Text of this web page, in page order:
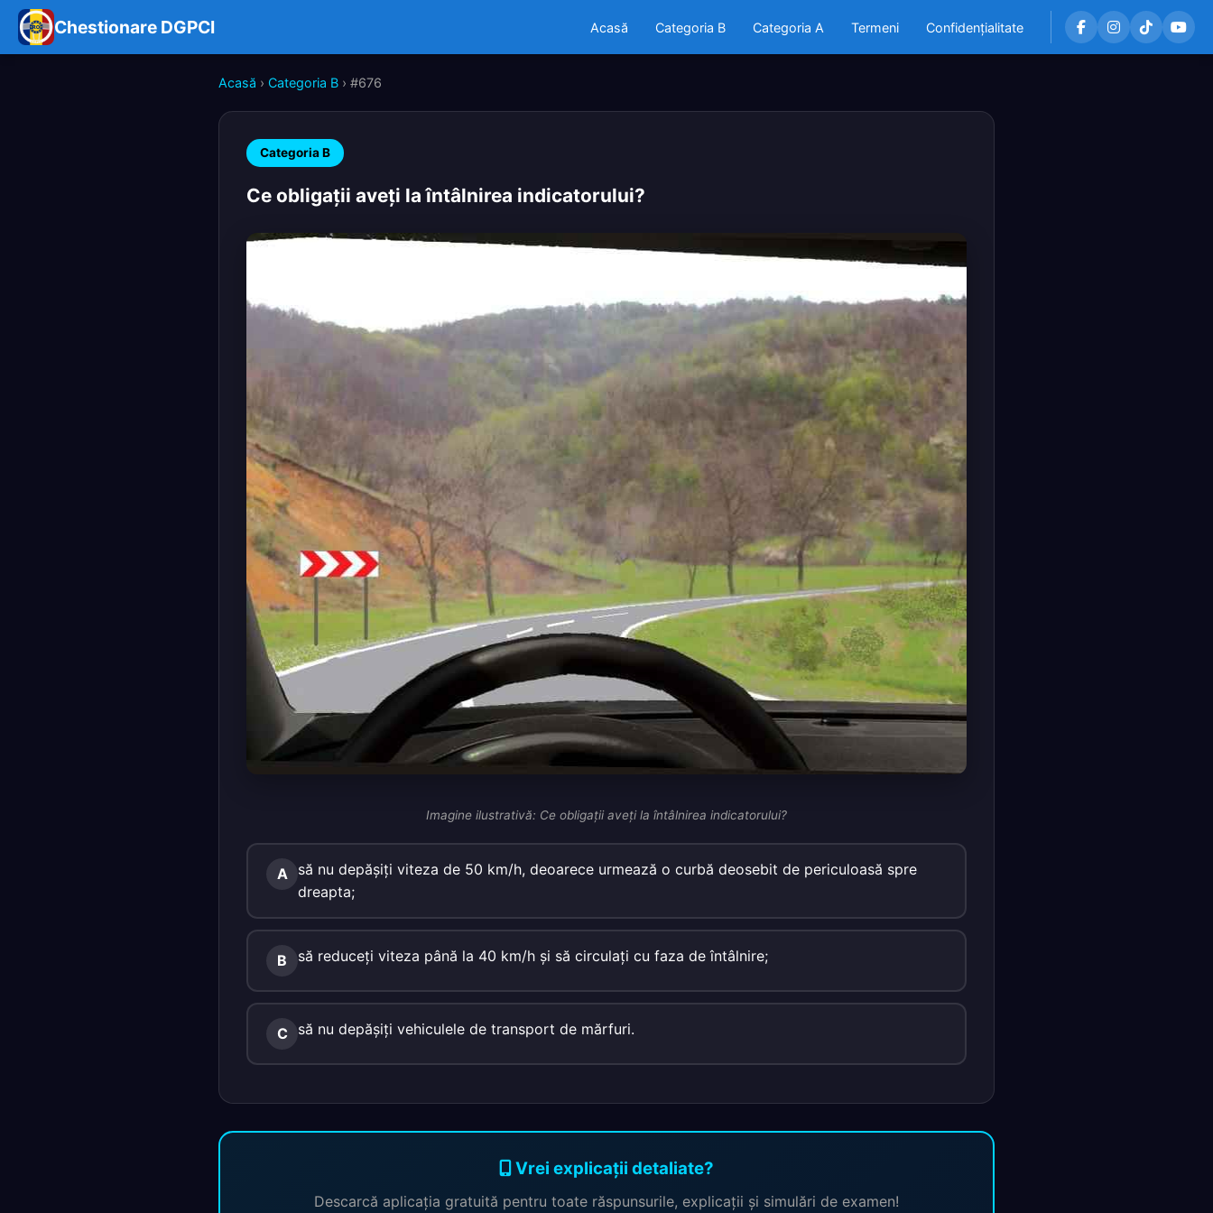
Chestionare DGPCI Acasă Categoria B Categoria A Termeni Confidențialitate
Acasă › Categoria B › #676
Categoria B
Ce obligaţii aveţi la întâlnirea indicatorului?
Imagine ilustrativă: Ce obligaţii aveţi la întâlnirea indicatorului?
A
să nu depăşiţi viteza de 50 km/h, deoarece urmează o curbă deosebit de periculoasă spre
dreapta;
B să reduceţi viteza până la 40 km/h şi să circulaţi cu faza de întâlnire;
C să nu depăşiţi vehiculele de transport de mărfuri.
Vrei explicații detaliate?
Descarcă aplicația gratuită pentru toate răspunsurile, explicații și simulări de examen!